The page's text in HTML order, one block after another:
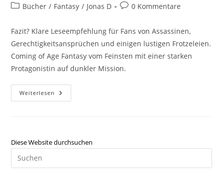
Bücher / Fantasy / Jonas D 0 Kommentare
Fazit? Klare Leseempfehlung für Fans von Assassinen,
Gerechtigkeitsansprüchen und einigen lustigen Frotzeleien.
Coming of Age Fantasy vom Feinsten mit einer starken
Protagonistin auf dunkler Mission.
Weiterlesen
Diese Website durchsuchen